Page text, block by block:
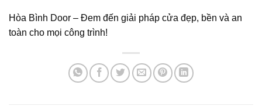
Hòa Bình Door – Đem đến giải pháp cửa đẹp, bền và an
toàn cho mọi công trình!